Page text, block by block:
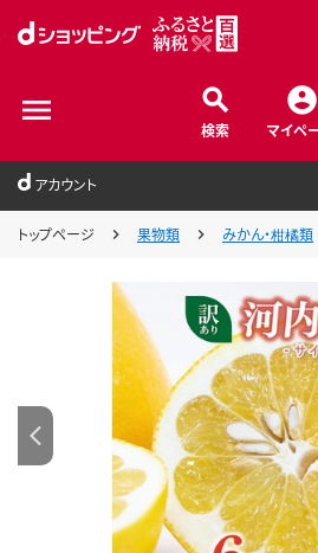
検索 マイペ
アカウント
トップページ 果物類 みかん・柑橘類